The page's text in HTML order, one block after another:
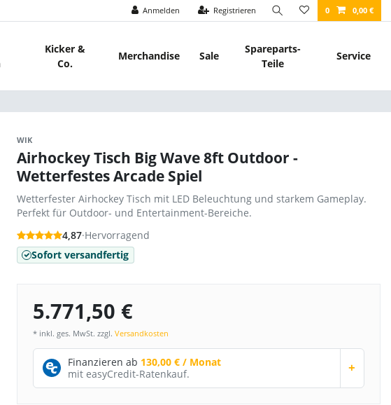
Anmelden Registrieren 0 0,00 €
Kicker &
Co.
Merchandise Sale
Spareparts-
Teile
Service
WIK
Airhockey Tisch Big Wave 8ft Outdoor -
Wetterfestes Arcade Spiel
Wetterfester Airhockey Tisch mit LED Beleuchtung und starkem Gameplay.
Perfekt für Outdoor- und Entertainment-Bereiche.
4,87·Hervorragend
Sofort versandfertig
5.771,50 €
* inkl. ges. MwSt. zzgl.Versandkosten
Finanzieren ab 130,00 € / Monat
mit easyCredit-Ratenkauf.
+